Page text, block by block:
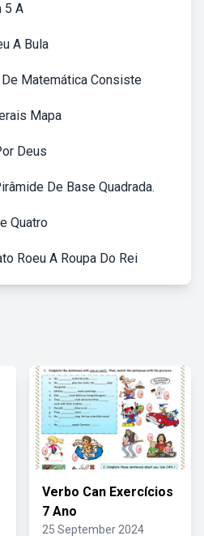
5 A
A Bula
Matemática Consiste
Mapa
Deus
De Base Quadrada.
Quatro
Roeu A Roupa Do Rei
Verbo Can Exercícios
7 Ano
25 September 2024